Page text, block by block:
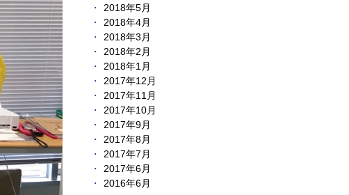
2018年5月
2018年4月
2018年3月
2018年2月
2018年1月
2017年12月
2017年11月
2017年10月
2017年9月
2017年8月
2017年7月
2017年6月
2016年6月